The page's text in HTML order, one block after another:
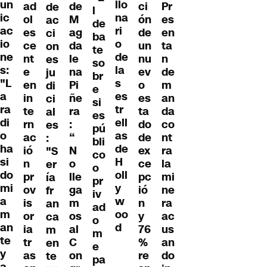
un
ic
ac
io
ne
s:
"L
a
ra
di
o
ha
si
do
mi
a
m
an
te
y
ad
ol
es
ce
nt
e
en
in
te
rn
ac
ió
n
pr
ov
is
or
ia
tr
as
de
ac
ci
on
es
ju
di
ci
al
es
:
"S
er
ía
fr
an
ca
m
en
te
de
M
ag
da
le
na
Pi
ñe
ra
:
“
N
o
lle
ga
m
os
al
C
on
l
de
ba
te
so
br
e
si
es
pú
bli
co
o
pr
iv
ad
o
m
e
pa
llo
na
ri
o
de
la
s
es
tr
ell
as
de
H
oll
y
w
oo
d
ci
ón
de
un
nu
ev
o
es
ta
do
de
ex
ce
pc
ió
n
y
76
%
re
Pr
es
en
ta
n
de
m
an
da
co
nt
ra
la
mi
ne
ra
ac
us
an
do